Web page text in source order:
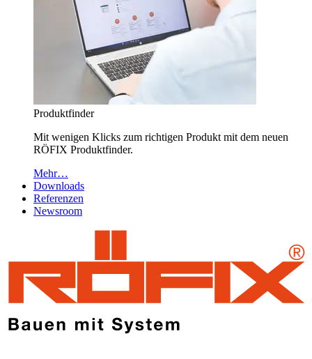
Produktfinder
Mit wenigen Klicks zum richtigen Produkt mit dem neuen
RÖFIX Produktfinder.
Mehr…
Downloads
Referenzen
Newsroom